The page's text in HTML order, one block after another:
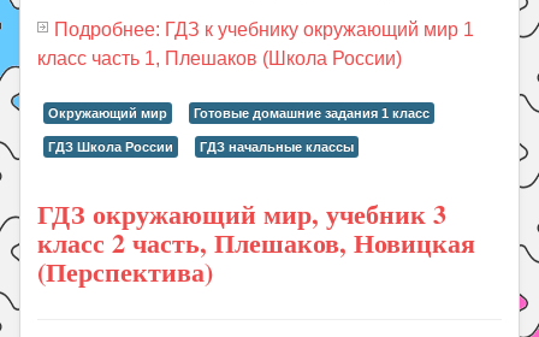
Подробнее: ГДЗ к учебнику окружающий мир 1
класс часть 1, Плешаков (Школа России)
Окружающий мир Готовые домашние задания 1 класс
ГДЗ Школа России ГДЗ начальные классы
ГДЗ окружающий мир, учебник 3
класс 2 часть, Плешаков, Новицкая
(Перспектива)